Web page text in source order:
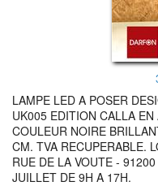
LAMPE LED A POSER
UK005 EDITION CALLA
COULEUR NOIRE
CM. TVA RECUPERABLE.
RUE DE LA VOUTE -
JUILLET DE 9H A 17H.